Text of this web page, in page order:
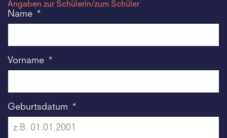
Angaben zur Schülerin/zum Schüler
Name *
Vorname *
Geburtsdatum *